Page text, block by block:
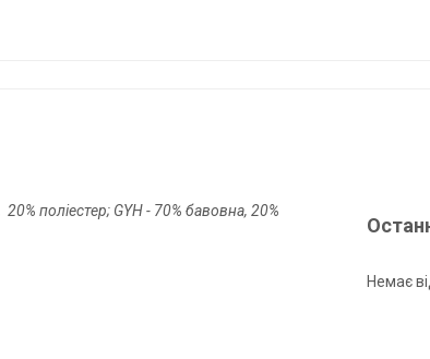
поліестер; GYH - 70% бавовна, 20%
Немає